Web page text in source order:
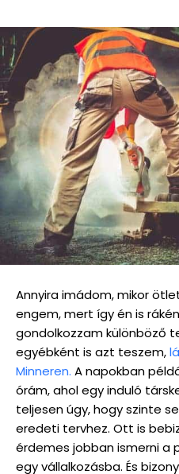
Annyira imádom, mikor
engem, mert így én is
gondolkozzam különböző
egyébként is azt teszem,
Minneren. A napokban
órám, ahol egy induló
teljesen úgy, hogy szinte
eredeti tervhez. Ott is
érdemes jobban ismerni a
egy vállalkozásba. És